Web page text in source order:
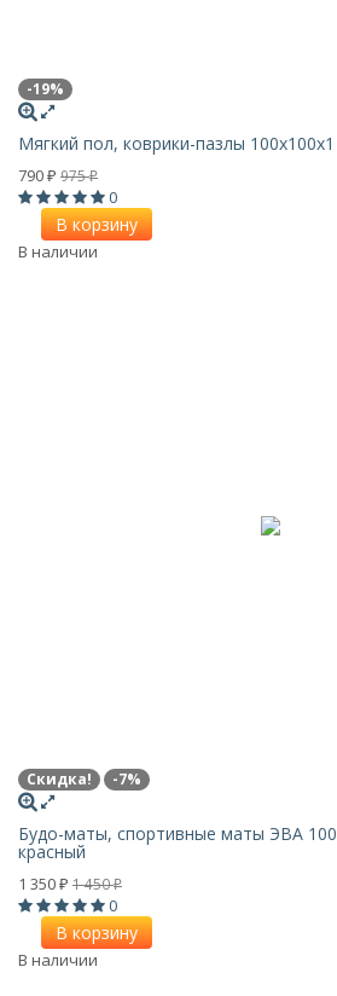
-19%
Мягкий пол, коврики-пазлы
790 ₽ 975₽
0
В корзину
В наличии
Скидка! -7%
Будо-маты, спортивные маты ЭВА
красный
1 350 ₽ 1 450₽
0
В корзину
В наличии